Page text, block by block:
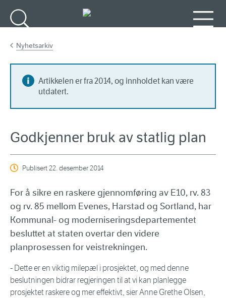
Nyhetsarkiv
Artikkelen er fra 2014, og innholdet kan være
utdatert.
Godkjenner bruk av statlig plan
Publisert22. desember 2014
For å sikre en raskere gjennomføring av E10, rv. 83
og rv. 85 mellom Evenes, Harstad og Sortland, har
Kommunal- og moderniseringsdepartementet
besluttet at staten overtar den videre
planprosessen for veistrekningen.
- Dette er en viktig milepæl i prosjektet, og med denne
beslutningen bidrar regjeringen til at vi kan planlegge
prosjektet raskere og mer effektivt, sier Anne Grethe Olsen,